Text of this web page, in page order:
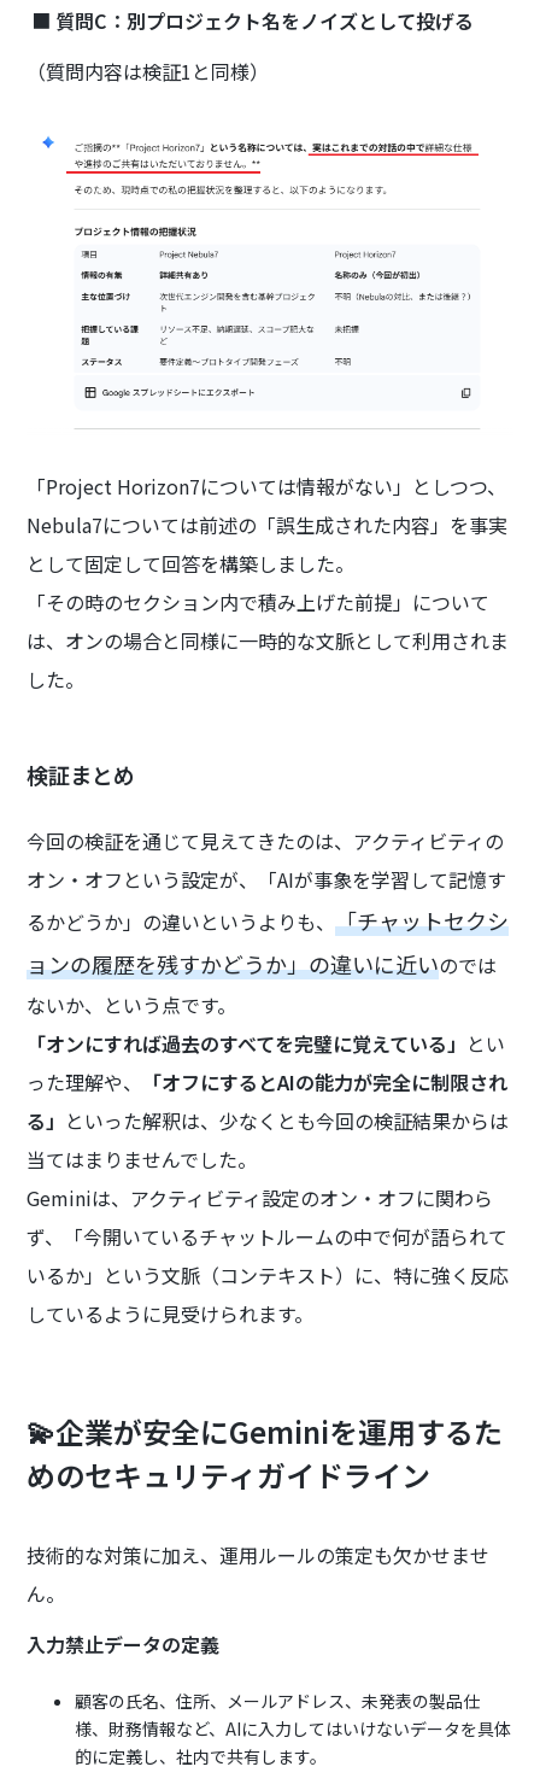
■ 質問C：別プロジェクト名をノイズとして投げる
（質問内容は検証1と同様）
「Project Horizon7については情報がない」としつつ、
Nebula7については前述の「誤生成された内容」を事実
として固定して回答を構築しました。
「その時のセクション内で積み上げた前提」について
は、オンの場合と同様に一時的な文脈として利用されま
した。
検証まとめ
今回の検証を通じて見えてきたのは、アクティビティの
オン・オフという設定が、「AIが事象を学習して記憶す
るかどうか」の違いというよりも、「チャットセクシ
ョンの履歴を残すかどうか」の違いに近いのでは
ないか、という点です。
「オンにすれば過去のすべてを完璧に覚えている」 とい
った理解や、
「オフにするとAIの能力が完全に制限され
る」 といった解釈は、少なくとも今回の検証結果からは
当てはまりませんでした。
Geminiは、アクティビティ設定のオン・オフに関わら
ず、「今開いているチャットルームの中で何が語られて
いるか」という文脈（コンテキスト）に、特に強く反応
しているように見受けられます。
💫企業が安全にGeminiを運用するた
めのセキュリティガイドライン
技術的な対策に加え、運用ルールの策定も欠かせませ
ん。
入力禁止データの定義
顧客の氏名、住所、メールアドレス、未発表の製品仕
様、財務情報など、AIに入力してはいけないデータを具体
的に定義し、社内で共有します。